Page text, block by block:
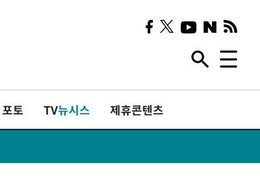
포토 TV뉴시스 제휴콘텐츠